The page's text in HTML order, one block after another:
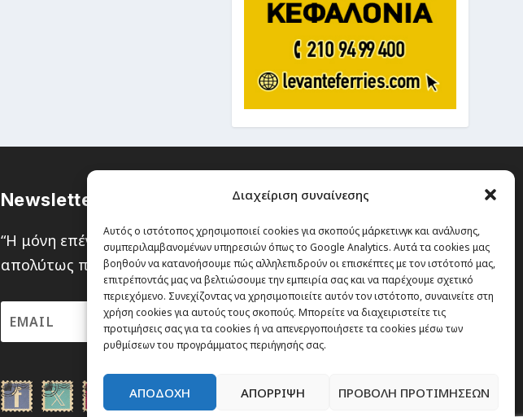
Διαχείριση συναίνεσης
Αυτός ο ιστότοπος χρησιμοποιεί cookies για σκοπούς μάρκετινγκ και ανάλυσης,
συμπεριλαμβανομένων υπηρεσιών όπως το Google Analytics. Αυτά τα cookies μας
βοηθούν να κατανοήσουμε πώς αλληλεπιδρούν οι επισκέπτες με τον ιστότοπό μας,
επιτρέποντάς μας να βελτιώσουμε την εμπειρία σας και να παρέχουμε σχετικό
περιεχόμενο. Συνεχίζοντας να χρησιμοποιείτε αυτόν τον ιστότοπο, συναινείτε στη
χρήση cookies για αυτούς τους σκοπούς. Μπορείτε να διαχειριστείτε τις
προτιμήσεις σας για τα cookies ή να απενεργοποιήσετε τα cookies μέσω των
ρυθμίσεων του προγράμματος περιήγησής σας.
ΑΠΟΔΟΧΗ ΑΠΟΡΡΙΨΗ ΠΡΟΒΟΛΗ ΠΡΟΤΙΜΗΣΕΩΝ
Newsletter
“H μόνη επένδυση από την οποία δεν έχεις καμία
απολύτως πιθανότητα να χάσεις, είναι τα ταξίδια.”
Εγγραφή